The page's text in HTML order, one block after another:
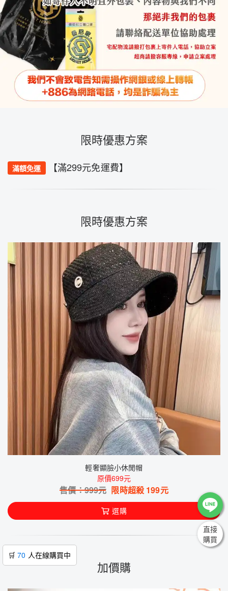
🛒70 人在線購買中
限時優惠方案
滿額免運 【滿299元免運費】
限時優惠方案
輕奢顯臉小休閒帽
原價699元
售價：999元 限時超殺 199元
選購
加價購
直接
購買